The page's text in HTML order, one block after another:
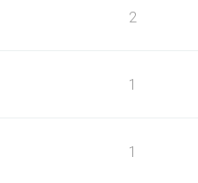
2
1
1